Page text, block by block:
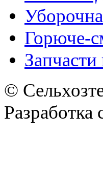
Горюче-
©
Разработка